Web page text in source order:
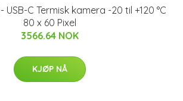
USB-C Termisk kamera -20 til +120 °C
80 x 60 Pixel
3566.64 NOK
KJØP NÅ